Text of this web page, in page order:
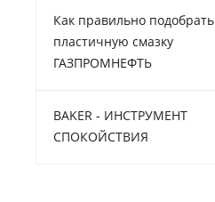
Как правильно подобрать
пластичную смазку
ГАЗПРОМНЕФТЬ
BAKER - ИНСТРУМЕНТ
СПОКОЙСТВИЯ